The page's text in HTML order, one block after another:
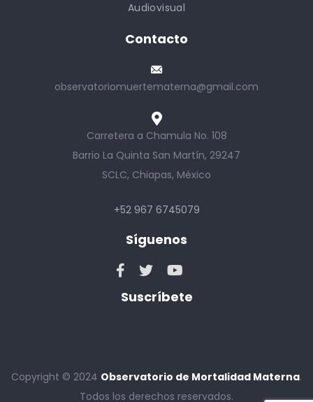
Audiovisual
Contacto
observatoriomuertematerna@gmail.com
Carretera a Chamula No. 108
Barrio La Quinta San Martín, 29247
SCLC, Chiapas, México
+52 967 6745079
Síguenos
Suscríbete
Copyright © 2024 Observatorio de Mortalidad Materna.
Todos los derechos reservados.